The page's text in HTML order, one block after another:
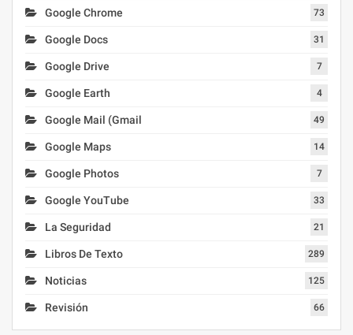
Google Chrome 73
Google Docs 31
Google Drive 7
Google Earth 4
Google Mail (Gmail 49
Google Maps 14
Google Photos 7
Google YouTube 33
La Seguridad 21
Libros De Texto 289
Noticias 125
Revisión 66